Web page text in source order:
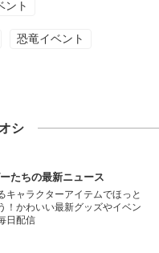
ント
恐竜イベント
シ
たちの最新ニュース
キャラクターアイテムでほっと
！かわいい最新グッズやイベン
日配信